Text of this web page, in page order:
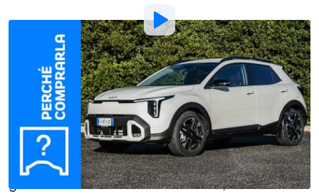
Motor1 Italy
Di: Francesco Meneghini
7 Mar alle01:00
Aggiungi Motor1.com alle
fonti preferite su Google
Se cercate un crossover compatto, spazioso il
giusto e che non costi una fortuna, dovreste